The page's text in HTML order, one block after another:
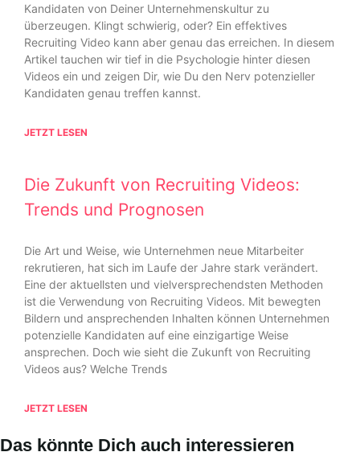
Kandidaten von Deiner Unternehmenskultur zu
überzeugen. Klingt schwierig, oder? Ein effektives
Recruiting Video kann aber genau das erreichen. In diesem
Artikel tauchen wir tief in die Psychologie hinter diesen
Videos ein und zeigen Dir, wie Du den Nerv potenzieller
Kandidaten genau treffen kannst.
JETZT LESEN
Die Zukunft von Recruiting Videos:
Trends und Prognosen
Die Art und Weise, wie Unternehmen neue Mitarbeiter
rekrutieren, hat sich im Laufe der Jahre stark verändert.
Eine der aktuellsten und vielversprechendsten Methoden
ist die Verwendung von Recruiting Videos. Mit bewegten
Bildern und ansprechenden Inhalten können Unternehmen
potenzielle Kandidaten auf eine einzigartige Weise
ansprechen. Doch wie sieht die Zukunft von Recruiting
Videos aus? Welche Trends
JETZT LESEN
Das könnte Dich auch interessieren